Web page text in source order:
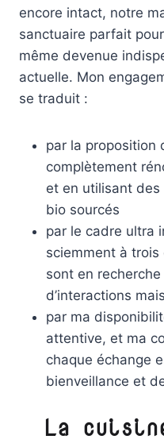
encore intact, notre
sanctuaire parfait
même devenue
actuelle. Mon
se traduit :
par la proposition
complètement
et en utilisant
bio sourcés
par le cadre ultra
sciemment à trois
sont en
d’interactions
par ma
attentive, et ma
chaque échange
bienveillance et
La